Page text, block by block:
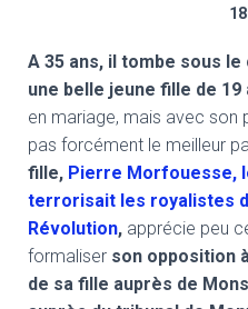
A 35 ans, il tombe sous
une belle jeune fille de 19
en mariage, mais avec son
pas forcément le meilleur
fille, Pierre Morfouesse,
terrorisait les royalistes
Révolution, apprécie peu
formaliser son opposition
de sa fille auprès de